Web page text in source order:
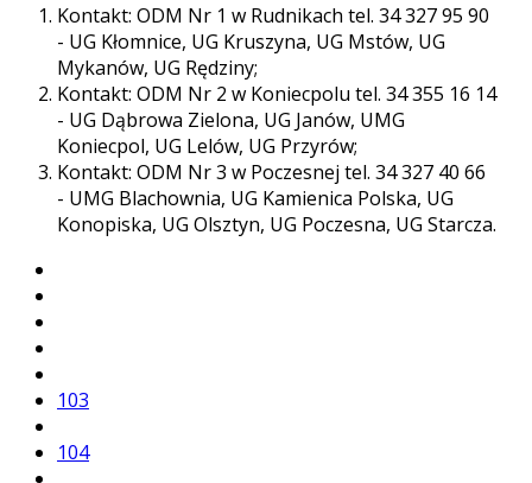
Kontakt: ODM Nr 1 w Rudnikach tel. 34 327 95 90
- UG Kłomnice, UG Kruszyna, UG Mstów, UG
Mykanów, UG Rędziny;
Kontakt: ODM Nr 2 w Koniecpolu tel. 34 355 16 14
- UG Dąbrowa Zielona, UG Janów, UMG
Koniecpol, UG Lelów, UG Przyrów;
Kontakt: ODM Nr 3 w Poczesnej tel. 34 327 40 66
- UMG Blachownia, UG Kamienica Polska, UG
Konopiska, UG Olsztyn, UG Poczesna, UG Starcza.
103
104